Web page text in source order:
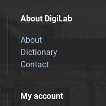
About DigiLab
About
Dictionary
Contact
My account